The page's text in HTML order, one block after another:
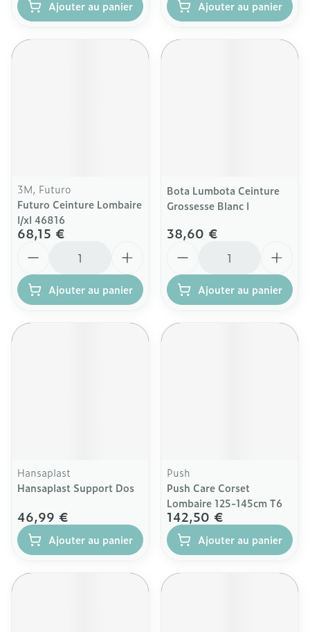
Ajouter au panier Ajouter au panier
3M, Futuro
Futuro Ceinture Lombaire
l/xl 46816
68,15 €
Ajouter au panier
Bota Lumbota Ceinture
Grossesse Blanc l
38,60 €
Ajouter au panier
Hansaplast
Hansaplast Support Dos
46,99 €
Ajouter au panier
Push
Push Care Corset
Lombaire 125-145cm T6
142,50 €
Ajouter au panier